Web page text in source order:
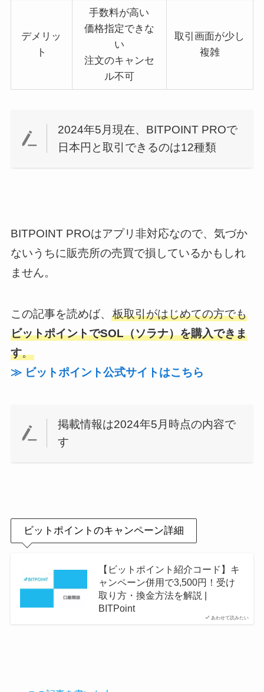
デメリッ
ト
手数料が高い
価格指定できな
い
注文のキャンセ
ル不可
取引画面が少し
複雑
2024年5月現在、BITPOINT PROで
日本円と取引できるのは12種類
BITPOINT PROはアプリ非対応なので、気づか
ないうちに販売所の売買で損しているかもしれ
ません。
この記事を読めば、 板取引がはじめての方でも
ビットポイントでSOL（ソラナ）を購入できま
す。
≫ ビットポイント公式サイトはこちら
掲載情報は2024年5月時点の内容で
す
ビットポイントのキャンペーン詳細
あわせて読みたい
【ビットポイント紹介コード】キ
ャンペーン併用で3,500円！受け
取り方・換金方法を解説 |
BITPoint